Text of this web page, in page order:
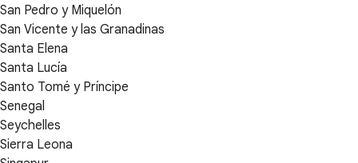
San Pedro y Miquelón
San Vicente y las Granadinas
Santa Elena
Santa Lucía
Santo Tomé y Príncipe
Senegal
Seychelles
Sierra Leona